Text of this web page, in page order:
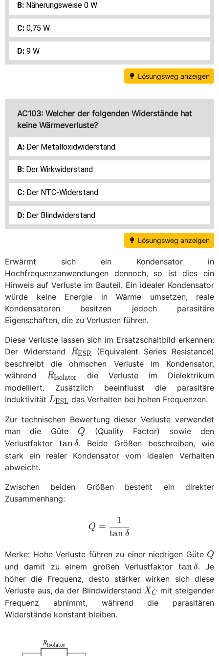
Näherungsweise 0 W
0,75 W
9 W
Lösungsweg anzeigen
AC103: Welcher der folgenden Widerstände hat
keine Wärmeverluste?
Der Metalloxidwiderstand
Der Wirkwiderstand
Der NTC-Widerstand
Der Blindwiderstand
Lösungsweg anzeigen
Erwärmt sich ein Kondensator in
Hochfrequenzanwendungen dennoch, so ist dies ein
Hinweis auf Verluste im Bauteil. Ein idealer Kondensator
würde keine Energie in Wärme umsetzen, reale
Kondensatoren besitzen jedoch parasitäre
Eigenschaften, die zu Verlusten führen.
Diese Verluste lassen sich im Ersatzschaltbild erkennen:
Der Widerstand
R_\text{ESR}
RESR
(Equivalent Series Resistance)
beschreibt die ohmschen Verluste im Kondensator,
während
R_\text{Isolator}
RIsolator
die Verluste im Dielektrikum
modelliert. Zusätzlich beeinflusst die parasitäre
Induktivität L_\text{ESL}
LESL das Verhalten bei hohen Frequenzen.
Zur technischen Bewertung dieser Verluste verwendet
man die Güte Q
Q
(Quality Factor) sowie den
Verlustfaktor\tan\delta
tanδ. Beide Größen beschreiben, wie
stark ein realer Kondensator vom idealen Verhalten
abweicht.
Zwischen beiden Größen besteht ein direkter
Zusammenhang:
\frac{1}
Q =
tan δ
1
Merke: Hohe Verluste führen zu einer niedrigen Güte Q
Q
und damit zu einem großen Verlustfaktor tanδ. Je
höher die Frequenz, desto stärker wirken sich diese
Verluste aus, da der BlindwiderstandX_C
XC
mit steigender
Frequenz abnimmt, während die parasitären
Widerstände konstant bleiben.